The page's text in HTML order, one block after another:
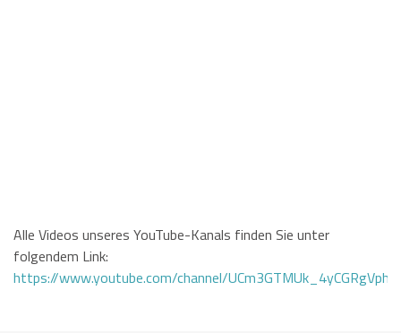
Alle Videos unseres YouTube-Kanals finden Sie unter
folgendem Link:
https://www.youtube.com/channel/